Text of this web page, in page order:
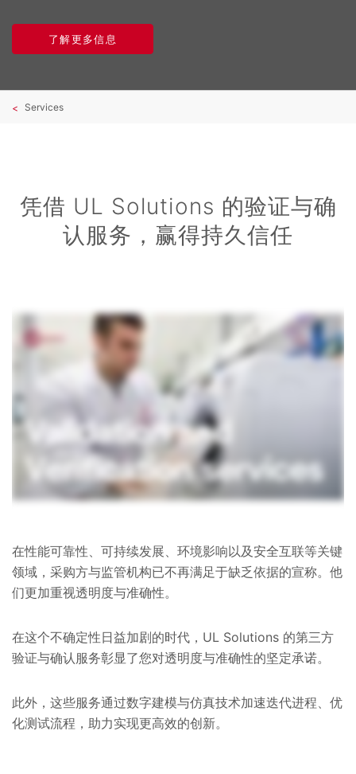
了解更多信息
Services
凭借 UL Solutions 的验证与确
认服务，赢得持久信任
在性能可靠性、可持续发展、环境影响以及安全互联等关键
领域，采购方与监管机构已不再满足于缺乏依据的宣称。他
们更加重视透明度与准确性。
在这个不确定性日益加剧的时代，UL Solutions 的第三方
验证与确认服务彰显了您对透明度与准确性的坚定承诺。
此外，这些服务通过数字建模与仿真技术加速迭代进程、优
化测试流程，助力实现更高效的创新。